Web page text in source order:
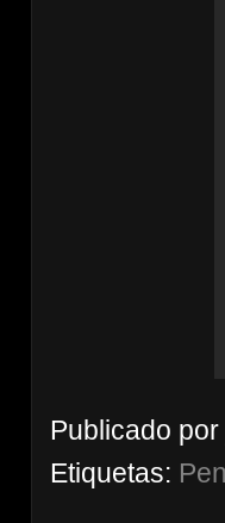
Publicado por
Etiquetas: